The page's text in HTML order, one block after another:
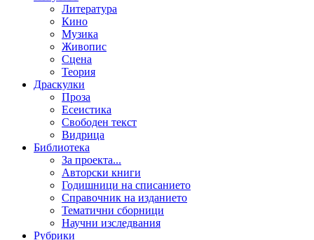
Литература
Кино
Музика
Живопис
Сцена
Теория
Драскулки
Проза
Есеистика
Свободен текст
Видрица
Библиотека
За проекта...
Авторски книги
Годишници на списанието
Справочник на изданието
Тематични сборници
Научни изследвания
Рубрики